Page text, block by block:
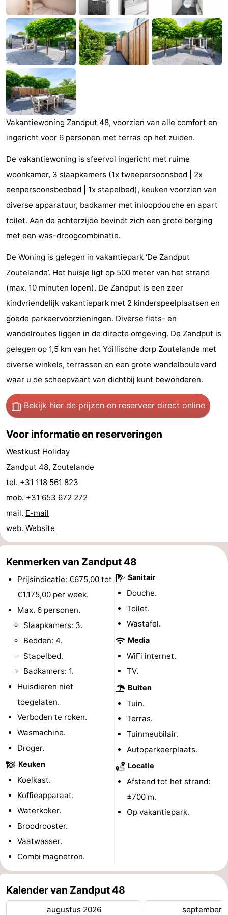
Monumenten
-
Kerken
-
Vuurtorens
-
Uitkijkpunten
Attracties
-
Speeltuinen
-
Bowlen
Wellness
centra
Dorpen
&
Natuur
-
Fietsen
-
Paardrijden
-
Golfbanen
-
en
paravliegen
en
drinken
Evenementen
Ringrijden
Zoutelande
Actief
Praktisch
Forum
Route
Parkeren
Reisboekenwinkel
Medische
Zeeland
Duiveland
-
Renesse
-
Brouwershaven
-
Zierikzee
-
Oosterschelde
Burgh
Haamstede
-
Vakantiewoning Zandput 48, voorzien van alle comfort en
ingericht voor 6 personen met terras op het zuiden.
De vakantiewoning is sfeervol ingericht met ruime
woonkamer, 3 slaapkamers (1x tweepersoonsbed | 2x
eenpersoonsbedbed | 1x stapelbed), keuken voorzien van
diverse apparatuur, badkamer met inloopdouche en apart
toilet. Aan de achterzijde bevindt zich een grote berging
met een was-droogcombinatie.
De Woning is gelegen in vakantiepark ‘De Zandput
Zoutelande’. Het huisje ligt op 500 meter van het strand
(max. 10 minuten lopen). De Zandput is een zeer
kindvriendelijk vakantiepark met 2 kinderspeelplaatsen en
goede parkeervoorzieningen. Diverse fiets- en
wandelroutes liggen in de directe omgeving. De Zandput is
gelegen op 1,5 km van het Ydillische dorp Zoutelande met
diverse winkels, terrassen en een grote wandelboulevard
waar u de scheepvaart van dichtbij kunt bewonderen.
Bekijk hier de prijzen en reserveer direct online
Voor informatie en reserveringen
Westkust Holiday
Zandput 48, Zoutelande
tel. +31 118 561 823
mob. +31 653 672 272
mail. E-mail
web. Website
Kenmerken van Zandput 48
Prijsindicatie: €675,00 tot
€1.175,00 per week.
Max. 6 personen.
Slaapkamers: 3.
Bedden: 4.
Stapelbed.
Badkamers: 1.
Huisdieren niet
toegelaten.
Verboden te roken.
Wasmachine.
Droger.
Keuken
Koelkast.
Koffieapparaat.
Waterkoker.
Broodrooster.
Vaatwasser.
Combi magnetron.
Sanitair
Douche.
Toilet.
Wastafel.
Media
WiFi internet.
TV.
Buiten
Tuin.
Terras.
Tuinmeubilair.
Autoparkeerplaats.
Locatie
Afstand tot het strand:
±700 m.
Op vakantiepark.
Kalender van Zandput 48
augustus 2026 september